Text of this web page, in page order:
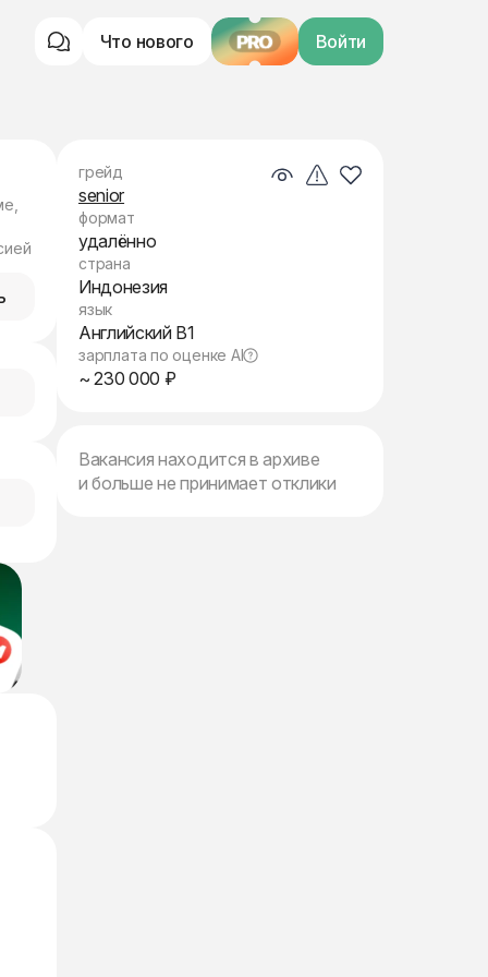
Что нового PRO Войти
грейд
senior
формат
удалённо
страна
Индонезия
язык
Английский B1
зарплата по оценке AI
~ 230 000 ₽
Вакансия находится в архиве
и больше не принимает отклики